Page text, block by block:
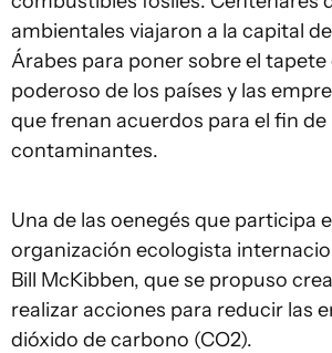
ambientales viajaron a la capital
Árabes para poner sobre el tapete
poderoso de los países y las
que frenan acuerdos para el fin de
contaminantes.
Una de las oenegés que participa
organización ecologista
Bill McKibben, que se propuso
realizar acciones para reducir las
dióxido de carbono (CO2).